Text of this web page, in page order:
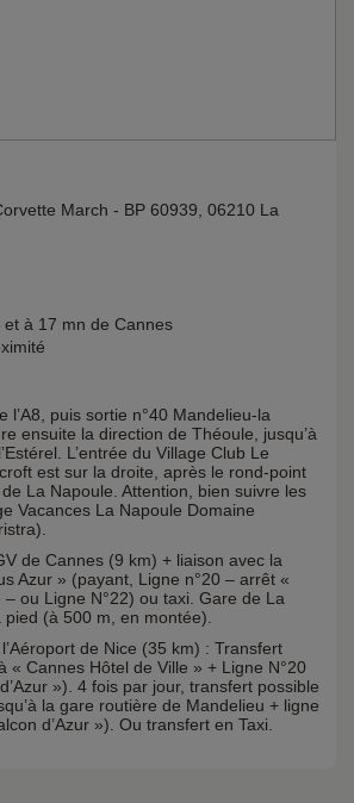
March - BP 60939, 06210 La
à 17 mn de Cannes
l’A8, puis sortie n°40 Mandelieu-la
ensuite la direction de Théoule, jusqu’à
L’entrée du Village Club Le
est sur la droite, après le rond-point
La Napoule. Attention, bien suivre les
Vacances La Napoule Domaine
de Cannes (9 km) + liaison avec la
Azur » (payant, Ligne n°20 – arrêt «
– ou Ligne N°22) ou taxi. Gare de La
(à 500 m, en montée).
de Nice (35 km) : Transfert
« Cannes Hôtel de Ville » + Ligne N°20
»). 4 fois par jour, transfert possible
la gare routière de Mandelieu + ligne
d’Azur »). Ou transfert en Taxi.